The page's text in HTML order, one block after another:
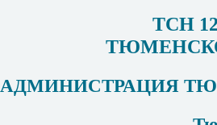
ТСН
АДМИНИСТРАЦИЯ